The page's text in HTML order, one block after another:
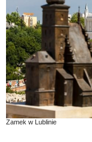
Zamek w Lublinie